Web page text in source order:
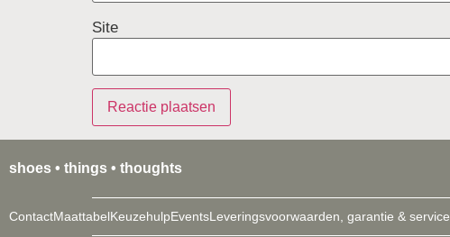
Site
shoes • things • thoughts
ContactMaattabelKeuzehulpEventsLeveringsvoorwaarden, garantie & service